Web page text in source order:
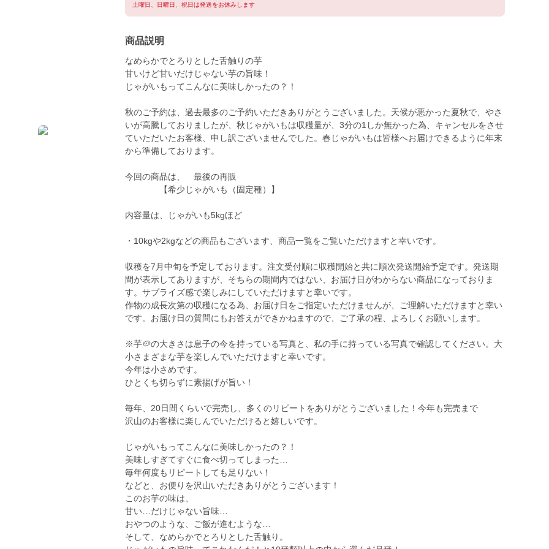
土曜日、日曜日、祝日は発送をお休みします
商品説明
なめらかでとろりとした舌触りの芋
甘いけど甘いだけじゃない芋の旨味！
じゃがいもってこんなに美味しかったの？！
秋のご予約は、過去最多のご予約いただきありがとうございました。天候が悪かった夏秋で、やさ
いが高騰しておりましたが、秋じゃがいもは収穫量が、3分の1しか無かった為、キャンセルをさせ
ていただいたお客様、申し訳ございませんでした。春じゃがいもは皆様へお届けできるように年末
から準備しております。
今回の商品は、 最後の再販
【希少じゃがいも（固定種）】
内容量は、じゃがいも5kgほど
・10kgや2kgなどの商品もございます、商品一覧をご覧いただけますと幸いです。
収穫を7月中旬を予定しております。注文受付順に収穫開始と共に順次発送開始予定です。発送期
間が表示してありますが、そちらの期間内ではない、お届け日がわからない商品になっておりま
す。サプライズ感で楽しみにしていただけますと幸いです。
作物の成長次第の収穫になる為、お届け日をご指定いただけませんが、ご理解いただけますと幸い
です。お届け日の質問にもお答えができかねますので、ご了承の程、よろしくお願いします。
※芋🥔の大きさは息子の今を持っている写真と、私の手に持っている写真で確認してください。大
小さまざまな芋を楽しんでいただけますと幸いです。
今年は小さめです。
ひとくち切らずに素揚げが旨い！
毎年、20日間くらいで完売し、多くのリピートをありがとうございました！今年も完売まで
沢山のお客様に楽しんでいただけると嬉しいです。
じゃがいもってこんなに美味しかったの？！
美味しすぎてすぐに食べ切ってしまった…
毎年何度もリピートしても足りない！
などと、お便りを沢山いただきありがとうございます！
このお芋の味は、
甘い…だけじゃない旨味…
おやつのような、ご飯が進むような…
そして、なめらかでとろりとした舌触り。